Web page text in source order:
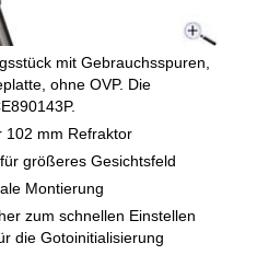
mit Gebrauchsspuren,
ohne OVP. Die
102 mm Refraktor
größeres Gesichtsfeld
Montierung
zum schnellen Einstellen
die Gotoinitialisierung